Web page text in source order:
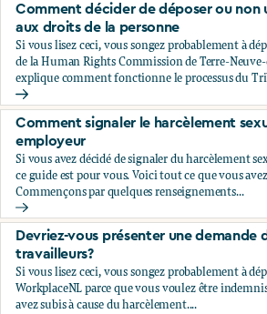
Comment décider de déposer ou non
aux droits de la personne
Si vous lisez ceci, vous songez probablement à
de la Human Rights Commission de Terre-
explique comment fonctionne le processus du
Comment décider de déposer ou
Comment signaler le harcèlement
employeur
Si vous avez décidé de signaler du harcèlement
ce guide est pour vous. Voici tout ce que vous
Commençons par quelques renseignements...
Comment signaler le harcèlement
Devriez-vous présenter une demande
travailleurs?
Si vous lisez ceci, vous songez probablement à
WorkplaceNL parce que vous voulez être
avez subis à cause du harcèlement....